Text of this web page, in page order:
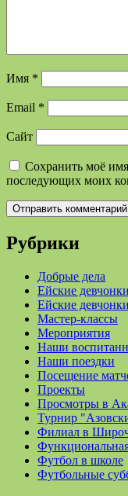
Имя *
Email *
Сайт
Сохранить моё
последующих моих
Рубрики
Добрые дела
Ейские
Ейские
Мастер-классы
Мероприятия
Наши
Наши поездки
Посещение
Проекты
Просмотры в
Турнир
Филиал в
Футбол в школе
Футбольные